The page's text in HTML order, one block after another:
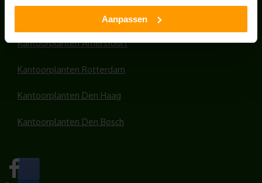
Aanpassen
Kantoorplanten Amsterdam
Kantoorplanten Amersfoort
Kantoorplanten Rotterdam
Kantoorplanten Den Haag
Kantoorplanten Den Bosch